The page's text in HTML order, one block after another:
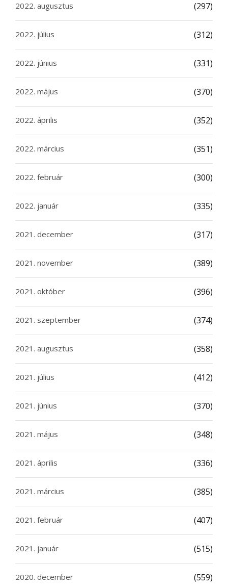
2022. augusztus (297)
2022. július (312)
2022. június (331)
2022. május (370)
2022. április (352)
2022. március (351)
2022. február (300)
2022. január (335)
2021. december (317)
2021. november (389)
2021. október (396)
2021. szeptember (374)
2021. augusztus (358)
2021. július (412)
2021. június (370)
2021. május (348)
2021. április (336)
2021. március (385)
2021. február (407)
2021. január (515)
2020. december (559)